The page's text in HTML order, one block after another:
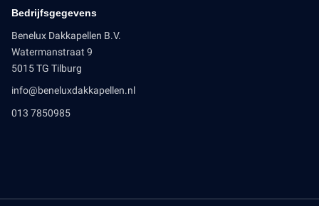
Bedrijfsgegevens
Benelux Dakkapellen B.V.
Watermanstraat 9
5015 TG Tilburg
info@beneluxdakkapellen.nl
013 7850985